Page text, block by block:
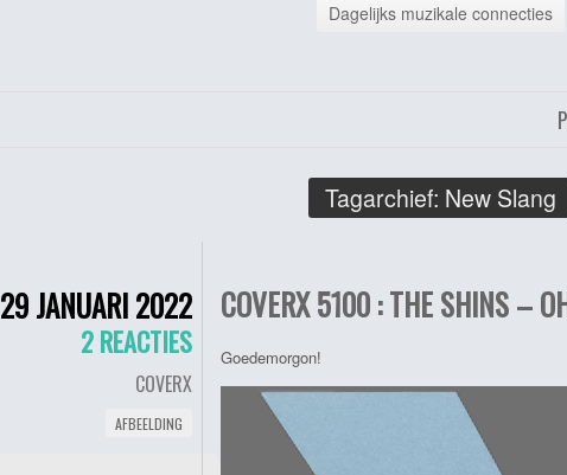
Dagelijks muzikale connecties
Tagarchief: New Slang
29 JANUARI 2022
2 REACTIES
COVERX
AFBEELDING
COVERX 5100 : THE SHINS –
Goedemorgon!